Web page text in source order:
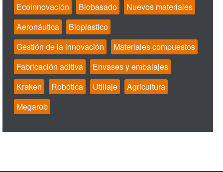
Ecoinnovación
Biobasado
Nuevos materiales
Aeronáutica
Bioplastico
Gestión de la innovación
Materiales compuestos
Fabricación aditiva
Envases y embalajes
Kraken
Robótica Utillaje
Agricultura
Megarob